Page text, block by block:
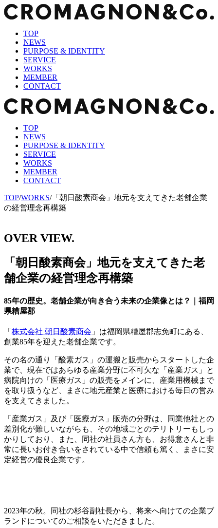
TOP
NEWS
PURPOSE & IDENTITY
SERVICE
WORKS
MEMBER
CONTACT
TOP
NEWS
PURPOSE & IDENTITY
SERVICE
WORKS
MEMBER
CONTACT
TOP/WORKS/「朝日酸素商会」地元を支えてきた老舗企業
の経営理念再構築
OVER VIEW.
「朝日酸素商会」地元を支えてきた老
舗企業の経営理念再構築
85年の歴史。老舗企業が向き合う未来の企業像とは？｜福岡
県糟屋郡
「 株式会社 朝日酸素商会 」は福岡県糟屋郡志免町にある、
創業85年を迎えた老舗企業です。
その名の通り「酸素ガス」の運搬と販売からスタートした企
業で、現在ではあらゆる産業分野に不可欠な「産業ガス」と
病院向けの「医療ガス」の販売をメインに、産業用機械まで
を取り扱うなど、まさに地元産業と医療における毎日の営み
を支えてきました。
「産業ガス」及び「医療ガス」販売の分野は、同業他社との
差別化が難しいながらも、その地域ごとのテリトリーもしっ
かりしており、また、同社の社員さん方も、お得意さんと非
常に長いお付き合いをされている中で信頼も篤く、まさに安
定経営の優良企業です。
2023年の秋。同社の杉谷副社長から、将来へ向けての企業ブ
ランドについてのご相談をいただきました。